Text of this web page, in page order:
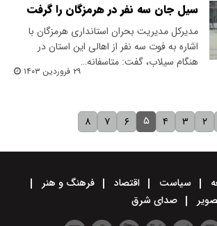
سیل جان سه نفر در هرمزگان را گرفت
مدیرکل مدیریت بحران استانداری هرمزگان با
اشاره به فوت سه نفر از اهالی این استان در
هنگام سیلاب، گفت: متاسفانه…
۲۹ فروردین ۱۴۰۳
۲ ۳ ۴ ۵ ۶ ۷ ۸
سیاست اقتصاد
فرهنگ و هنر
صدای شرق